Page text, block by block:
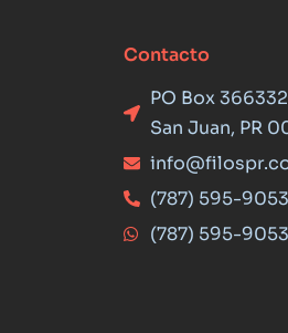
Contacto
PO Box 366332
San Juan, PR
(787) 595-9053
(787) 595-9053